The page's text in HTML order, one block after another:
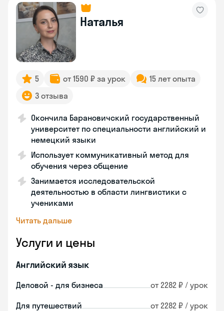
Наталья
5 от 1590 ₽ за урок
15 лет опыта
3 отзыва
Окончила Барановичский государственный
университет по специальности английский и
немецкий языки
Использует коммуникативный метод для
обучения через общение
Занимается исследовательской
деятельностью в области лингвистики с
учениками
Читать дальше
Услуги и цены
Английский язык
Деловой - для бизнеса от 2282 ₽ / урок
Для путешествий от 2282 ₽ / урок